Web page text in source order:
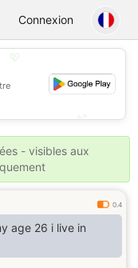
Connexion
- visibles aux
0.4
age 26 i live in